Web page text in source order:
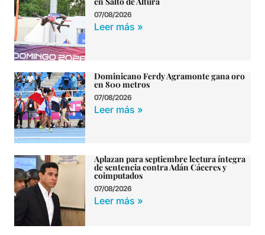
07/08/2026
Leer más »
Dominicano Ferdy Agramonte gana oro
en 800 metros
07/08/2026
Leer más »
Aplazan para septiembre lectura íntegra
de sentencia contra Adán Cáceres y
coimputados
07/08/2026
Leer más »